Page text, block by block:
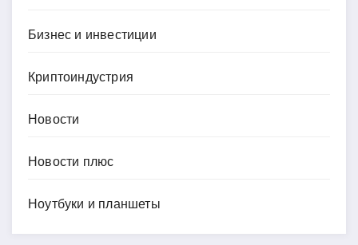
Бизнес и инвестиции
Криптоиндустрия
Новости
Новости плюс
Ноутбуки и планшеты